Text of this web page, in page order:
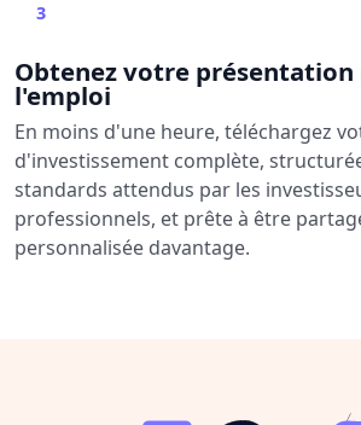
3
Obtenez votre présentation
l'emploi
En moins d'une heure, téléchargez
d'investissement complète,
standards attendus par les
professionnels, et prête à être
personnalisée davantage.